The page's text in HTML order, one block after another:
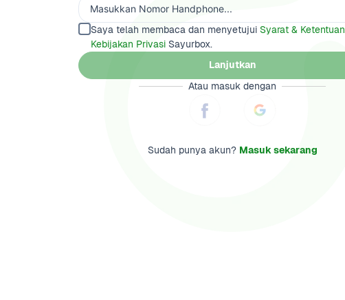
Saya telah membaca dan menyetujui Syarat & Ketentuan
Kebijakan Privasi Sayurbox.
Lanjutkan
Atau masuk dengan
Sudah punya akun? Masuk sekarang